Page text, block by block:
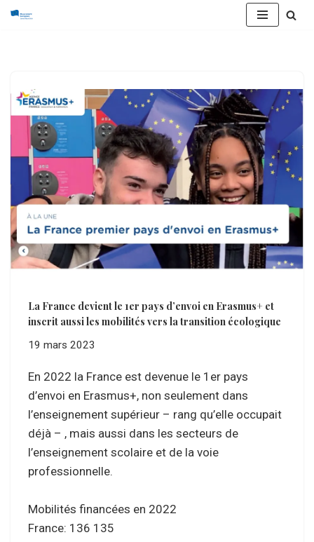
La France devient le 1er pays d’envoi en Erasmus+ et
inscrit aussi les mobilités vers la transition écologique
19 mars 2023
En 2022 la France est devenue le 1er pays
d’envoi en Erasmus+, non seulement dans
l’enseignement supérieur – rang qu’elle occupait
déjà – , mais aussi dans les secteurs de
l’enseignement scolaire et de la voie
professionnelle.
Mobilités financées en 2022
France: 136 135